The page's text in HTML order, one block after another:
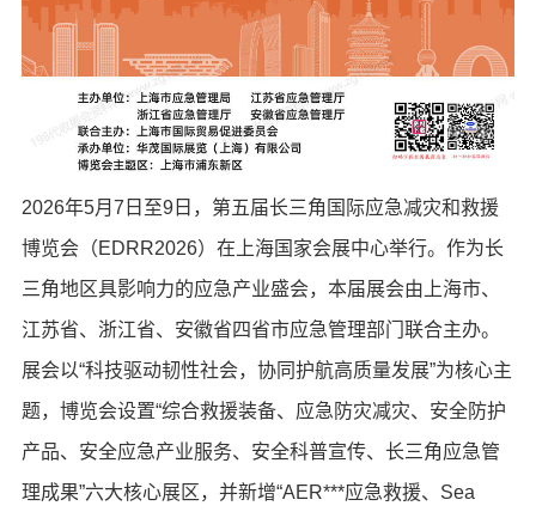
2026年5月7日至9日，第五届长三角国际应急减灾和救援
博览会（EDRR2026）在上海国家会展中心举行。作为长
三角地区具影响力的应急产业盛会，本届展会由上海市、
江苏省、浙江省、安徽省四省市应急管理部门联合主办。
展会以“科技驱动韧性社会，协同护航高质量发展”为核心主
题，博览会设置“综合救援装备、应急防灾减灾、安全防护
产品、安全应急产业服务、安全科普宣传、长三角应急管
理成果”六大核心展区，并新增“AER***应急救援、Sea